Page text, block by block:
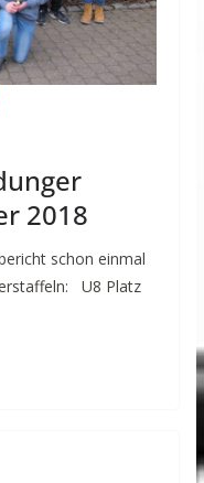
2018
schon einmal
U8 Platz